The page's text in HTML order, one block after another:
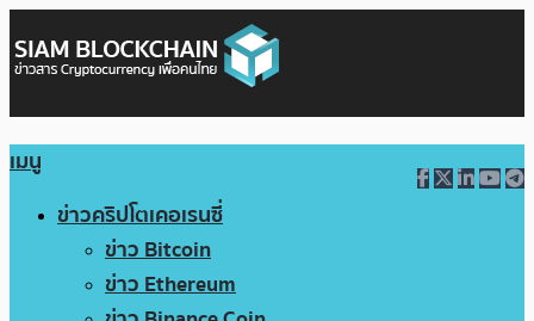
เมนู
ข่าวคริปโตเคอเรนซี่
ข่าว Bitcoin
ข่าว Ethereum